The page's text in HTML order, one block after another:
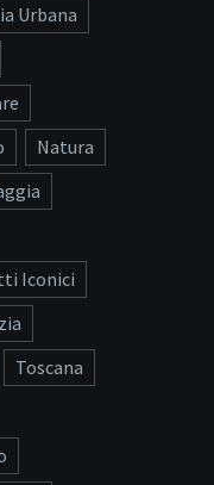
Urbana
Natura
Iconici
Toscana